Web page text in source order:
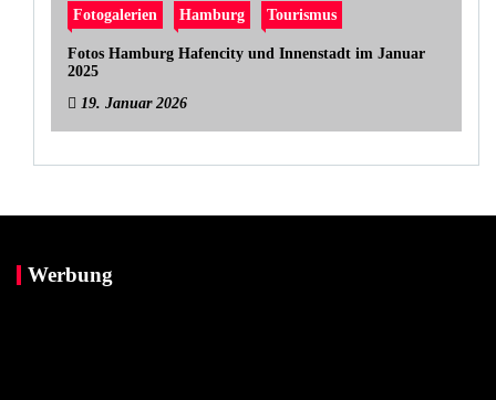
Fotogalerien Hamburg Tourismus
Fotos Hamburg Hafencity und Innenstadt im Januar
2025
19. Januar 2026
Werbung